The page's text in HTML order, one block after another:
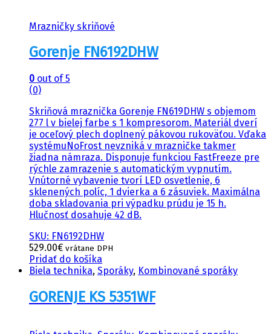
Mrazničky skriňové
Gorenje FN6192DHW
0 out of 5
(0)
Skriňová mraznička Gorenje FN619DHW s objemom
277 l v bielej farbe s 1 kompresorom. Materiál dverí
je oceľový plech doplnený pákovou rukoväťou. Vďaka
systémuNoFrost nevzniká v mrazničke takmer
žiadna námraza. Disponuje funkciou FastFreeze pre
rýchle zamrazenie s automatickým vypnutím.
Vnútorné vybavenie tvorí LED osvetlenie, 6
sklenených políc, 1 dvierka a 6 zásuviek. Maximálna
doba skladovania pri výpadku prúdu je 15 h.
Hlučnosť dosahuje 42 dB.
SKU: FN6192DHW
529.00€ vrátane DPH
Pridať do košíka
Biela technika, Sporáky, Kombinované sporáky
GORENJE KS 5351WF